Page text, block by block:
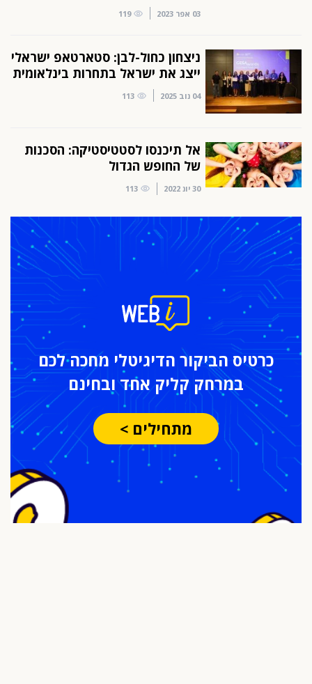
03 אפר 2023 119
ניצחון כחול-לבן: סטארטאפ ישראלי
ייצג את ישראל בתחרות בינלאומית
04 נוב 2025 113
אל תיכנסו לסטטיסטיקה: הסכנות
של החופש הגדול
30 יונ 2022 113
כרטיס הביקור הדיגיטלי מחכה לכם
במרחק קליק אחד ובחינם
מתחילים >